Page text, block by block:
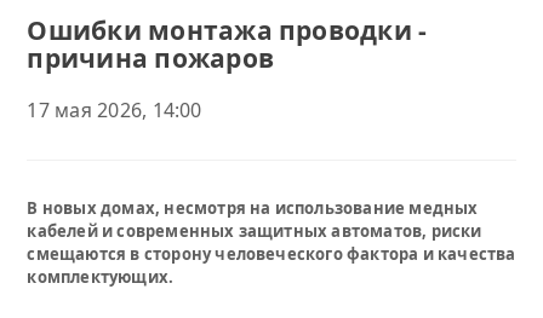
Ошибки монтажа проводки -
причина пожаров
17 мая 2026, 14:00
В новых домах, несмотря на использование медных
кабелей и современных защитных автоматов, риски
смещаются в сторону человеческого фактора и качества
комплектующих.